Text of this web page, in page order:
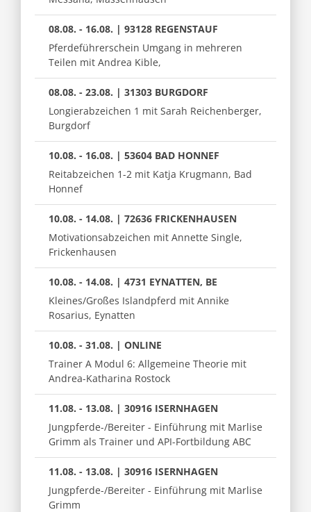
08.08. - 16.08. | 93128 REGENSTAUF
Pferdeführerschein Umgang in mehreren
Teilen mit Andrea Kible,
08.08. - 23.08. | 31303 BURGDORF
Longierabzeichen 1 mit Sarah Reichenberger,
Burgdorf
10.08. - 16.08. | 53604 BAD HONNEF
Reitabzeichen 1-2 mit Katja Krugmann, Bad
Honnef
10.08. - 14.08. | 72636 FRICKENHAUSEN
Motivationsabzeichen mit Annette Single,
Frickenhausen
10.08. - 14.08. | 4731 EYNATTEN, BE
Kleines/Großes Islandpferd mit Annike
Rosarius, Eynatten
10.08. - 31.08. | ONLINE
Trainer A Modul 6: Allgemeine Theorie mit
Andrea-Katharina Rostock
11.08. - 13.08. | 30916 ISERNHAGEN
Jungpferde-/Bereiter - Einführung mit Marlise
Grimm als Trainer und API-Fortbildung ABC
11.08. - 13.08. | 30916 ISERNHAGEN
Jungpferde-/Bereiter - Einführung mit Marlise
Grimm